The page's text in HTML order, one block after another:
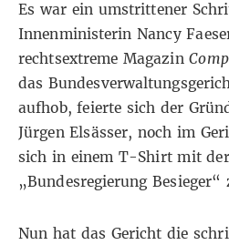
Es war ein umstrittener
Innenministerin Nancy
rechtsextreme Magazin
das
aufhob, feierte sich der
Jürgen Elsässer, noch im
sich in einem T-Shirt mit
„Bundesregierung Besieger“
Nun hat das Gericht die